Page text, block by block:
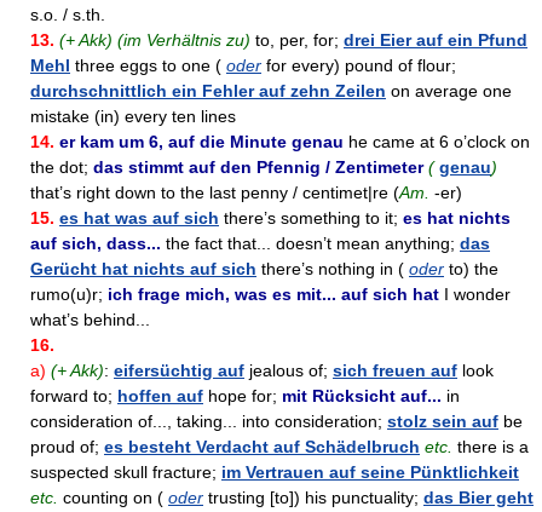
s.o. / s.th.
13. (+ Akk) (im Verhältnis zu) to, per, for; drei Eier auf ein Pfund
Mehl three eggs to one ( oder for every) pound of flour;
durchschnittlich ein Fehler auf zehn Zeilen on average one
mistake (in) every ten lines
14. er kam um 6, auf die Minute genau he came at 6 o’clock on
the dot; das stimmt auf den Pfennig / Zentimeter ( genau)
that’s right down to the last penny / centimet|re (Am. -er)
15. es hat was auf sich there’s something to it; es hat nichts
auf sich, dass... the fact that... doesn’t mean anything; das
Gerücht hat nichts auf sich there’s nothing in ( oder to) the
rumo(u)r; ich frage mich, was es mit... auf sich hat I wonder
what’s behind...
16.
a) (+ Akk): eifersüchtig auf jealous of; sich freuen auf look
forward to; hoffen auf hope for; mit Rücksicht auf... in
consideration of..., taking... into consideration; stolz sein auf be
proud of; es besteht Verdacht auf Schädelbruch etc. there is a
suspected skull fracture; im Vertrauen auf seine Pünktlichkeit
etc. counting on ( oder trusting [to]) his punctuality; das Bier geht